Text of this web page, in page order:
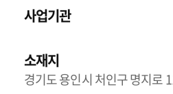
사업기관
소재지
경기도 용인시 처인구 명지로